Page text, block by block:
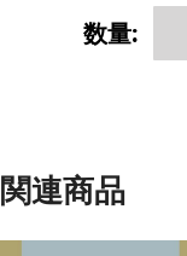
数量:
関連商品